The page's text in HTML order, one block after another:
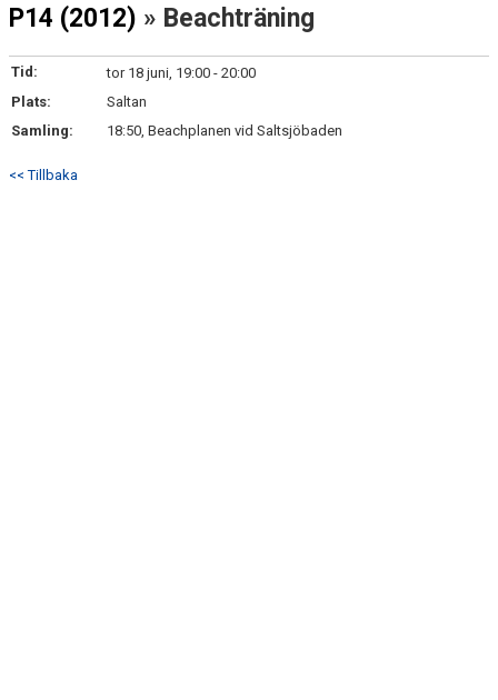
P12 SYD NIVÅ 1
P14 (2012) » Beachträning
Tid:
tor 18 juni, 19:00 - 20:00
Plats:
Saltan
Samling:
18:50, Beachplanen vid Saltsjöbaden
<< Tillbaka